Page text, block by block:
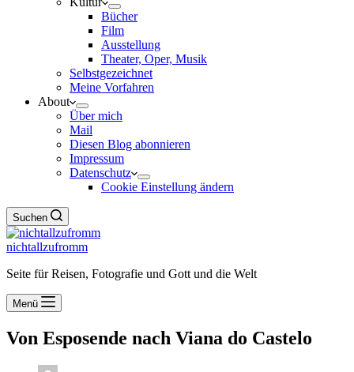
Bücher
Film
Ausstellung
Theater, Oper, Musik
Selbstgezeichnet
Meine Vorfahren
About
Über mich
Mail
Diesen Blog abonnieren
Impressum
Datenschutz
Cookie Einstellung ändern
Suchen
nichtallzufromm
Seite für Reisen, Fotografie und Gott und die Welt
Menü
Von Esposende nach Viana do Castelo